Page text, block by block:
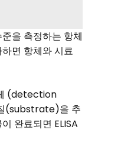
을 측정하는 항체
면 항체와 시료
(detection
(substrate)을 추
완료되면 ELISA